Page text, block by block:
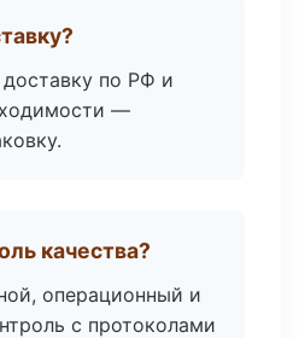
по РФ и
—
качества?
операционный и
с протоколами